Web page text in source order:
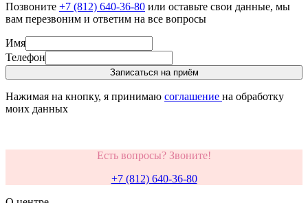
Позвоните +7 (812) 640-36-80 или оставьте свои данные, мы
вам перезвоним и ответим на все вопросы
Имя
Телефон
Записаться на приём
Нажимая на кнопку, я принимаю соглашение на обработку
моих данных
Есть вопросы? Звоните!
+7 (812) 640-36-80